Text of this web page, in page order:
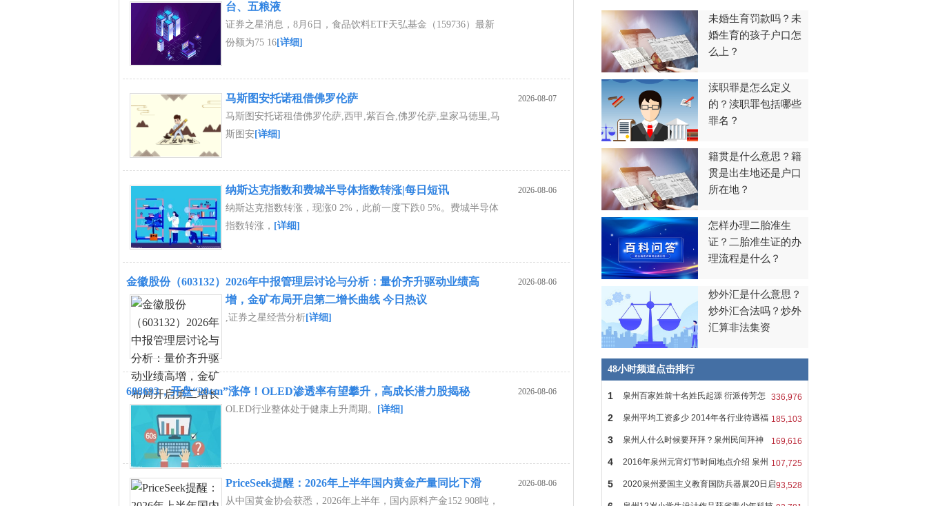
台、五粮液
证券之星消息，8月6日，食品饮料ETF天弘基金（159736）最新
份额为75 16[详细]
2026-08-07
马斯图安托诺租借佛罗伦萨
马斯图安托诺租借佛罗伦萨,西甲,紫百合,佛罗伦萨,皇家马德里,马
斯图安[详细]
2026-08-06
纳斯达克指数和费城半导体指数转涨|每日短讯
纳斯达克指数转涨，现涨0 2%，此前一度下跌0 5%。费城半导体
指数转涨， [详细]
2026-08-06
金徽股份（603132）2026年中报管理层讨论与分析：量价齐升驱动业绩高
增，金矿布局开启第二增长曲线 今日热议
,证券之星经营分析[详细]
2026-08-06
688693，开盘“20cm”涨停！OLED渗透率有望攀升，高成长潜力股揭秘
OLED行业整体处于健康上升周期。 [详细]
2026-08-06
PriceSeek提醒：2026年上半年国内黄金产量同比下滑
从中国黄金协会获悉，2026年上半年，国内原料产金152 908吨，
未婚生育罚款吗？未
婚生育的孩子户口怎
么上？
渎职罪是怎么定义
的？渎职罪包括哪些
罪名？
籍贯是什么意思？籍
贯是出生地还是户口
所在地？
怎样办理二胎准生
证？二胎准生证的办
理流程是什么？
炒外汇是什么意思？
炒外汇合法吗？炒外
汇算非法集资
48小时频道点击排行
336,976
1 泉州百家姓前十名姓氏起源 衍派传芳怎
185,103
2 泉州平均工资多少 2014年各行业待遇福
169,616
3 泉州人什么时候要拜拜？泉州民间拜神
明 107,725
4 2016年泉州元宵灯节时间地点介绍 泉州
93,528
5 2020泉州爱国主义教育国防兵器展20日启